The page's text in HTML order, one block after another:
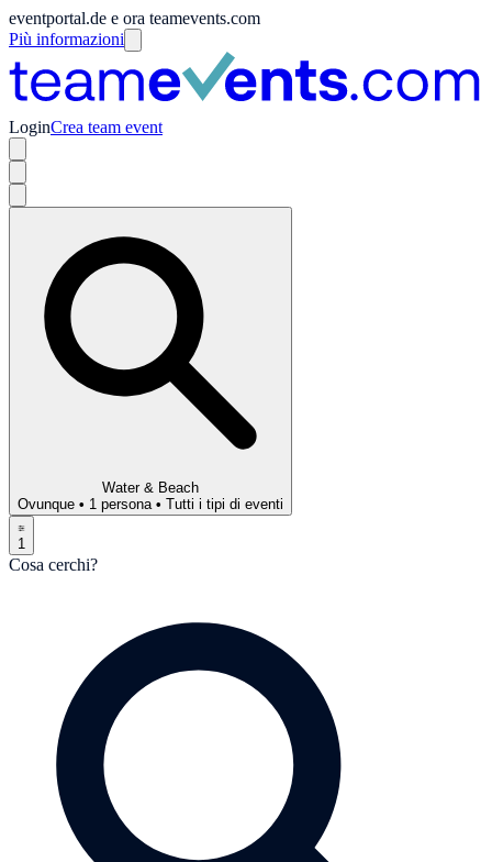
eventportal.de e ora teamevents.com
Più informazioni
LoginCrea team event
Water & Beach
Ovunque • 1 persona • Tutti i tipi di eventi
1
Cosa cerchi?